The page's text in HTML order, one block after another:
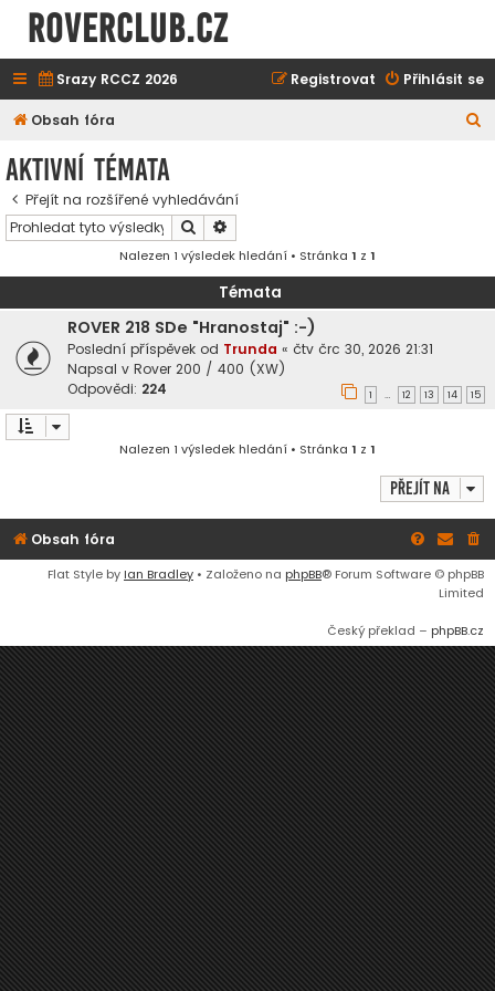
ROVERCLUB.cz
Srazy RCCZ 2026 Přihlásit se
Registrovat
Obsah fóra
Aktivní témata
Přejít na rozšířené vyhledávání
Hledat
Nalezen 1 výsledek hledání • Stránka 1 z 1
Témata
ROVER 218 SDe "Hranostaj" :-)
Poslední příspěvek od Trunda « čtv črc 30, 2026 21:31
Napsal v Rover 200 / 400 (XW)
Odpovědi: 224 1 … 12 13 14 15
Nalezen 1 výsledek hledání • Stránka 1 z 1
Přejít na
Obsah fóra
Flat Style by Ian Bradley • Založeno na phpBB® Forum Software © phpBB
Limited
Český překlad – phpBB.cz